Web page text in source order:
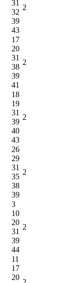
31
32
39
43
2
17
20
31
38
39
41
2
18
19
31
39
40
43
2
26
29
31
35
38
39
2
3
10
20
31
39
44
2
11
17
20